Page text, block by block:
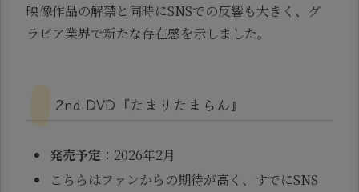
映像作品の解禁と同時にSNSでの反響も大きく、グ
ラビア業界で新たな存在感を示しました。
2nd DVD『たまりたまらん』
発売予定 ：2026年2月
こちらはファンからの期待が高く、すでにSNS